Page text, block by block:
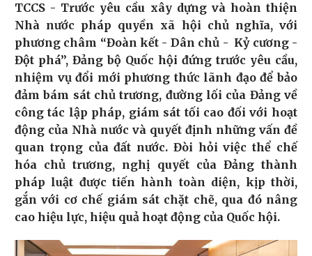
TCCS - Trước yêu cầu xây dựng và hoàn thiện
Nhà nước pháp quyền xã hội chủ nghĩa, với
phương châm “Đoàn kết - Dân chủ - Kỷ cương -
Đột phá”, Đảng bộ Quốc hội đứng trước yêu cầu,
nhiệm vụ đổi mới phương thức lãnh đạo để bảo
đảm bám sát chủ trương, đường lối của Đảng về
công tác lập pháp, giám sát tối cao đối với hoạt
động của Nhà nước và quyết định những vấn đề
quan trọng của đất nước. Đòi hỏi việc thể chế
hóa chủ trương, nghị quyết của Đảng thành
pháp luật được tiến hành toàn diện, kịp thời,
gắn với cơ chế giám sát chặt chẽ, qua đó nâng
cao hiệu lực, hiệu quả hoạt động của Quốc hội.